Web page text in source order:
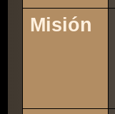
Misión